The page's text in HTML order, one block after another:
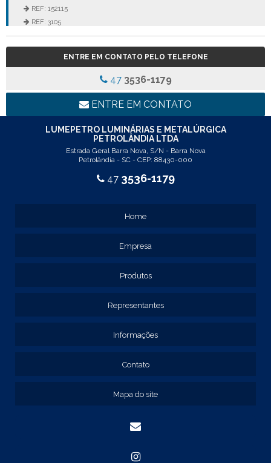
REF: 152115
REF: 3105
REF: 3106
REF: 5105
LINHA LUMINÁRIA COMERCIAL DE EMBUTIR
REF: 102005
REF: 103005
REF: 105015
ENTRE EM CONTATO PELO TELEFONE
47 3536-1179
ENTRE EM CONTATO
LUMEPETRO LUMINÁRIAS E METALÚRGICA
PETROLÂNDIA LTDA
Estrada Geral Barra Nova, S/N - Barra Nova
Petrolândia - SC - CEP: 88430-000
47 3536-1179
Home
Empresa
Produtos
Representantes
Informações
Contato
Mapa do site